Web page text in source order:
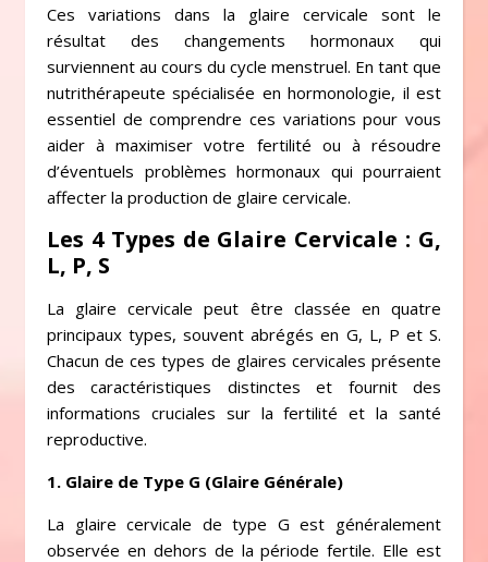
Ces variations dans la glaire cervicale sont le
résultat des changements hormonaux qui
surviennent au cours du cycle menstruel. En tant que
nutrithérapeute spécialisée en hormonologie, il est
essentiel de comprendre ces variations pour vous
aider à maximiser votre fertilité ou à résoudre
d’éventuels problèmes hormonaux qui pourraient
affecter la production de glaire cervicale.
Les 4 Types de Glaire Cervicale : G,
L, P, S
La glaire cervicale peut être classée en quatre
principaux types, souvent abrégés en G, L, P et S.
Chacun de ces types de glaires cervicales présente
des caractéristiques distinctes et fournit des
informations cruciales sur la fertilité et la santé
reproductive.
1. Glaire de Type G (Glaire Générale)
La glaire cervicale de type G est généralement
observée en dehors de la période fertile. Elle est